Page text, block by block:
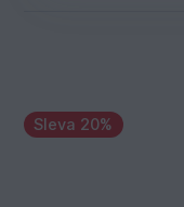
Sleva 20%